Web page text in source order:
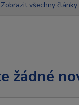
Zobrazit všechny články
žádné